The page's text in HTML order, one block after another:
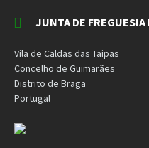
JUNTA DE FREGUESIA
Vila de Caldas das Taipas
Concelho de Guimarães
Distrito de Braga
Portugal